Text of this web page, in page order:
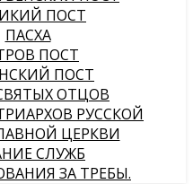
ПОСТ
ПАСХА
ПОСТ
ПОСТ
ОТЦОВ
РУССКОЙ
ЦЕРКВИ
СЛУЖБ
ЗА ТРЕБЫ.